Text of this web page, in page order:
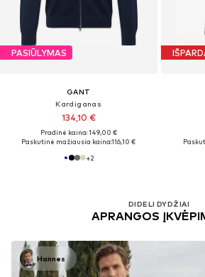
PASIŪLYMAS
GANT
Kardiganas
134,10 €
Pradinė kaina: 149,00 €
Paskutinė mažiausia kaina:116,10 €
+2
DIDELI DYDŽIAI
APRANGOS
Hannes